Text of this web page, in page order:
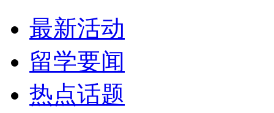
最新活动
留学要闻
热点话题